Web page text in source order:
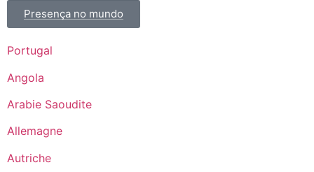
Presença no mundo
Portugal
Angola
Arabie Saoudite
Allemagne
Autriche